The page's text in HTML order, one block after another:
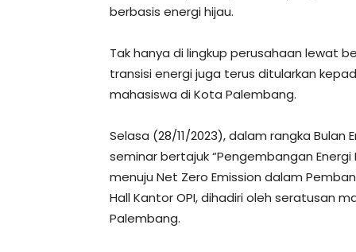
berbasis energi hijau.
Tak hanya di lingkup perusahaan lewat
transisi energi juga terus ditularkan
mahasiswa di Kota Palembang.
Selasa (28/11/2023), dalam rangka Bulan
seminar bertajuk “Pengembangan
menuju Net Zero Emission dalam
Hall Kantor OPI, dihadiri oleh seratusan
Palembang.